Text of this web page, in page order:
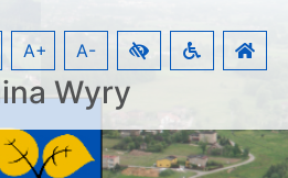
Wyry
A+ A-